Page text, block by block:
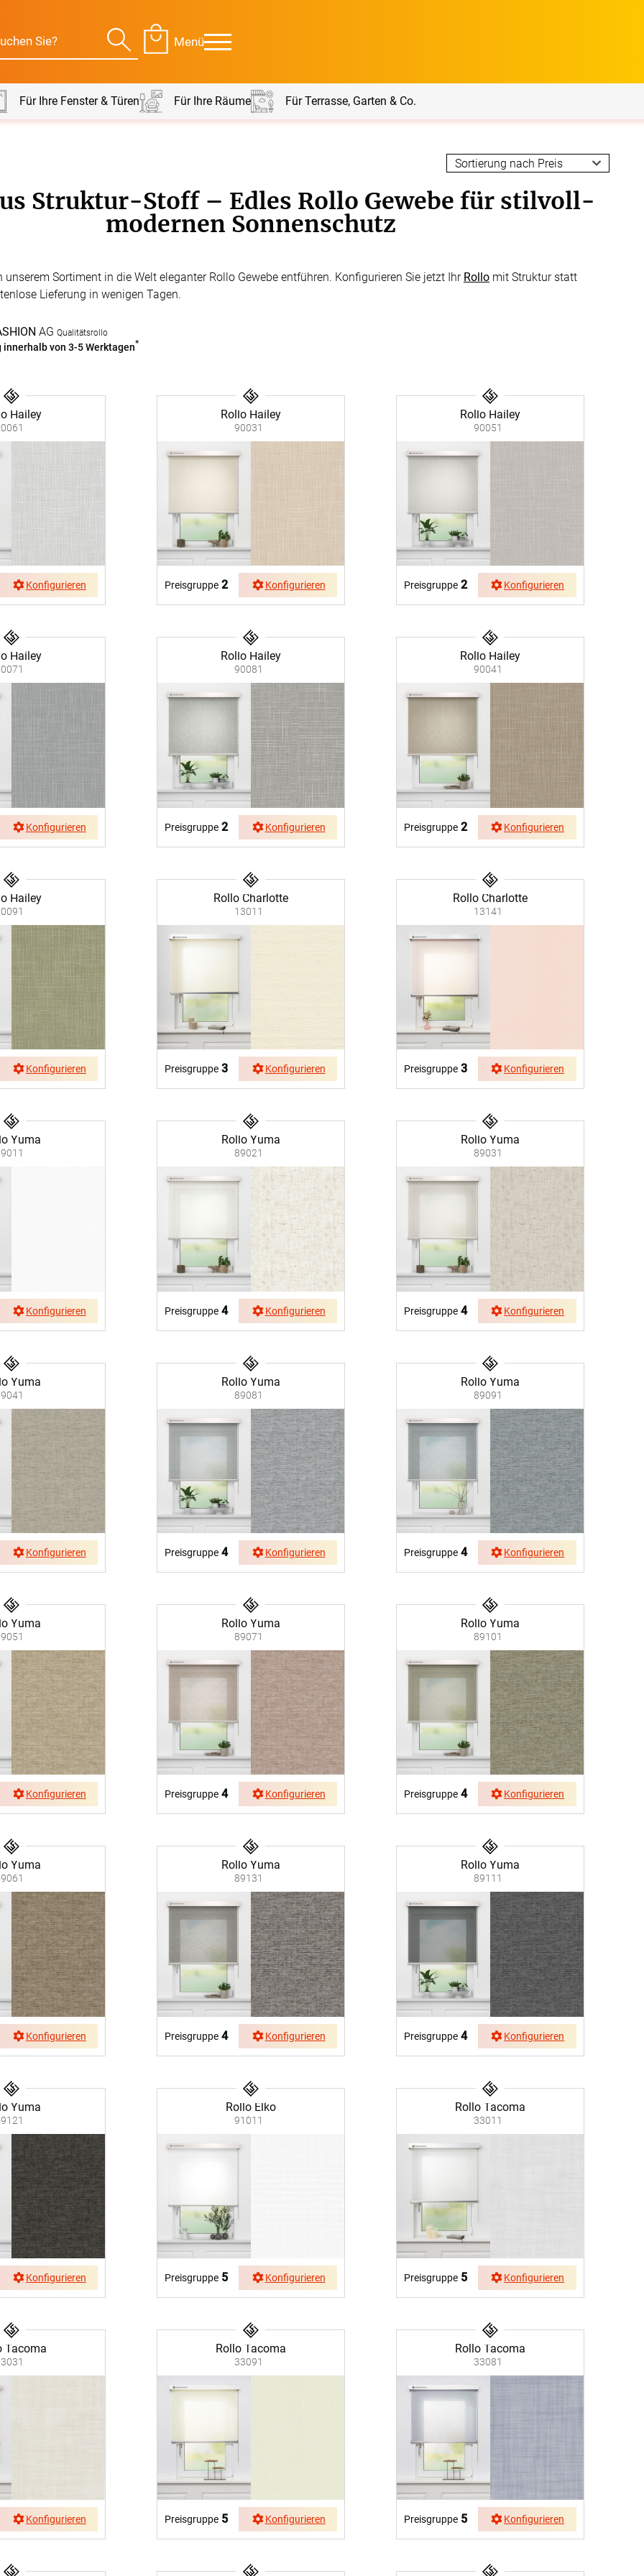
Menü
Kissen
Massanfertigung
Zubehör
Alle Tischdecken
Fertiggrössen
Stoffe
Alle Dekostoffe
Balkon Sichtschutz
Massanfertigung
Service
Produktberatung
Kostenloser Musterversand
Versandinformation
Unsere Versandpartner:
Twitter
Pinterest
Youtube
Blogspot
Für Ihre Fenster & Türen Für Ihre Räume Für Terrasse, Garten & Co.
Struktur-Stoff – Edles Rollo Gewebe für stilvoll-
modernen Sonnenschutz
unserem Sortiment in die Welt eleganter Rollo Gewebe entführen. Konfigurieren Sie jetzt Ihr Rollo mit Struktur statt
Lieferung in wenigen Tagen.
AG Qualitätsrollo
von 3-5 Werktagen*
Hailey
Konfigurieren
Rollo Hailey
90031
Preisgruppe 2 Konfigurieren
Rollo Hailey
90051
Preisgruppe 2 Konfigurieren
Hailey
Konfigurieren
Rollo Hailey
90081
Preisgruppe 2 Konfigurieren
Rollo Hailey
90041
Preisgruppe 2 Konfigurieren
Hailey
Konfigurieren
Rollo Charlotte
13011
Preisgruppe 3 Konfigurieren
Rollo Charlotte
13141
Preisgruppe 3 Konfigurieren
Yuma
Konfigurieren
Rollo Yuma
89021
Preisgruppe 4 Konfigurieren
Rollo Yuma
89031
Preisgruppe 4 Konfigurieren
Yuma
Konfigurieren
Rollo Yuma
89081
Preisgruppe 4 Konfigurieren
Rollo Yuma
89091
Preisgruppe 4 Konfigurieren
Yuma
Konfigurieren
Rollo Yuma
89071
Preisgruppe 4 Konfigurieren
Rollo Yuma
89101
Preisgruppe 4 Konfigurieren
Yuma
Konfigurieren
Rollo Yuma
89131
Preisgruppe 4 Konfigurieren
Rollo Yuma
89111
Preisgruppe 4 Konfigurieren
Yuma
Konfigurieren
Rollo Elko
91011
Preisgruppe 5 Konfigurieren
Rollo Tacoma
33011
Preisgruppe 5 Konfigurieren
Tacoma
Konfigurieren
Rollo Tacoma
33091
Preisgruppe 5 Konfigurieren
Rollo Tacoma
33081
Preisgruppe 5 Konfigurieren